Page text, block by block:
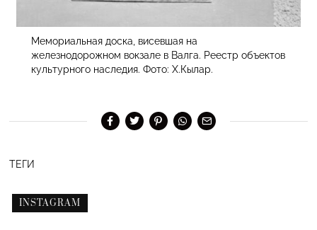
Мемориальная доска, висевшая на
железнодорожном вокзале в Валга. Реестр объектов
культурного наследия. Фото: Х.Кылар.
ТЕГИ
INSTAGRAM